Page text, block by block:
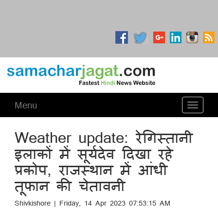
Toggle
Menu
Weather update: रेगिस्तानी
इलाकों में सूर्यदेव दिखा रहे
प्रकोप, राजस्थान में आंधी
तूफान की चेतावनी
Shivkishore | Friday, 14 Apr 2023 07:53:15 AM